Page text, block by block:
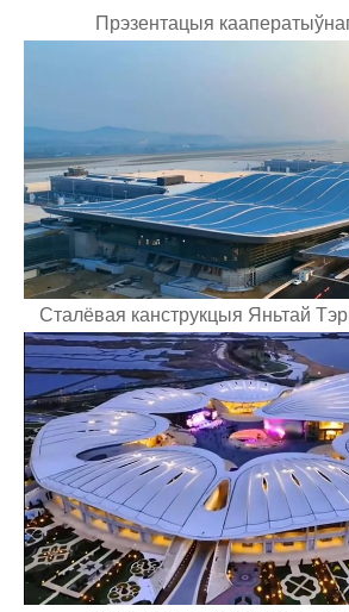
Прэзентацыя
Сталёвая канструкцыя Яньтай